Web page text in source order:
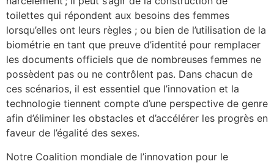
toilettes qui répondent aux besoins des femmes
lorsqu’elles ont leurs règles ; ou bien de l’utilisation de la
biométrie en tant que preuve d’identité pour remplacer
les documents officiels que de nombreuses femmes ne
possèdent pas ou ne contrôlent pas. Dans chacun de
ces scénarios, il est essentiel que l’innovation et la
technologie tiennent compte d’une perspective de genre
afin d’éliminer les obstacles et d’accélérer les progrès en
faveur de l’égalité des sexes.
Notre Coalition mondiale de l’innovation pour le